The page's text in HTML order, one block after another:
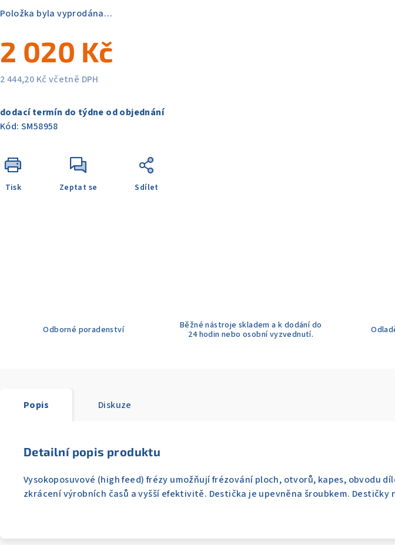
z
hvězdiček.
Položka byla vyprodána…
2 020 Kč
2 444,20 Kč včetně DPH
cena:
dodací termín do týdne od objednání
Kód: SM58958
Tisk Zeptat se Sdílet
Odborné poradenství
Běžné nástroje skladem a k dodání do
24 hodin nebo osobní vyzvednutí.
Popis Diskuze
Detailní popis produktu
Vysokoposuvové (high feed) frézy umožňují frézování ploch, otvorů, kapes, obvodu
zkrácení výrobních časů a vyšší efektivitě. Destička je upevněna šroubkem.